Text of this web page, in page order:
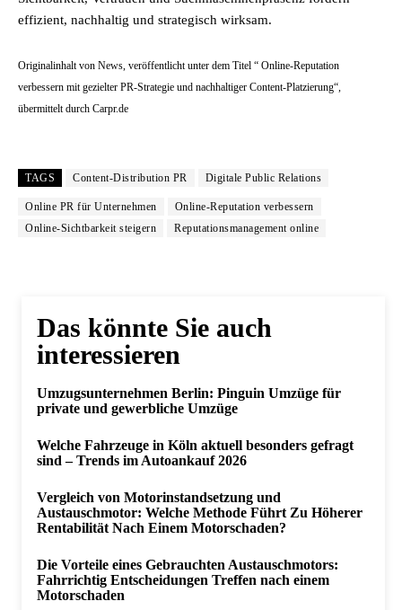
effizient, nachhaltig und strategisch wirksam.
Originalinhalt von News, veröffentlicht unter dem Titel “ Online-Reputation
verbessern mit gezielter PR-Strategie und nachhaltiger Content-Platzierung“,
übermittelt durch Carpr.de
TAGS Content-Distribution PR Digitale Public Relations
Online PR für Unternehmen
Online-Reputation verbessern
Online-Sichtbarkeit steigern
Reputationsmanagement online
Das könnte Sie auch
interessieren
Umzugsunternehmen Berlin: Pinguin Umzüge für
private und gewerbliche Umzüge
Welche Fahrzeuge in Köln aktuell besonders gefragt
sind – Trends im Autoankauf 2026
Vergleich von Motorinstandsetzung und
Austauschmotor: Welche Methode Führt Zu Höherer
Rentabilität Nach Einem Motorschaden?
Die Vorteile eines Gebrauchten Austauschmotors:
Fahrrichtig Entscheidungen Treffen nach einem
Motorschaden